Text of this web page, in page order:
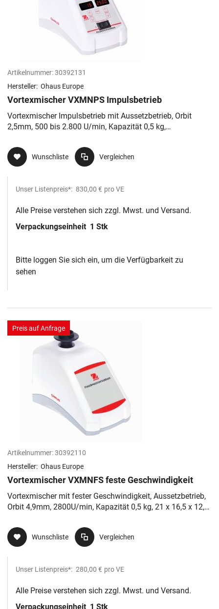
Artikelnummer:30392131
Hersteller: Ohaus Europe
Vortexmischer VXMNPS Impulsbetrieb
Vortexmischer Impulsbetrieb mit Aussetzbetrieb, Orbit
2,5mm, 500 bis 2.800 U/min, Kapazität 0,5 kg,
cm (LxHxB) 230V
Wunschliste Vergleichen
Unser Listenpreis*: 830,00 € pro VE
Alle Preise verstehen sich zzgl. Mwst. und Versand.
Verpackungseinheit 1 Stk
Bitte loggen Sie sich ein, um die Verfügbarkeit zu
sehen
Preis auf Anfrage
Artikelnummer:30392110
Hersteller: Ohaus Europe
Vortexmischer VXMNFS feste Geschwindigkeit
Vortexmischer mit fester Geschwindigkeit, Aussetzbetrieb,
Orbit 4,9mm, 2800U/min, Kapazität 0,5 kg, 21 x 16,5 x 12,3
Wunschliste Vergleichen
Unser Listenpreis*: 280,00 € pro VE
Alle Preise verstehen sich zzgl. Mwst. und Versand.
Verpackungseinheit 1 Stk